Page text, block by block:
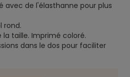
avec de l'élasthanne pour plus
rond.
la taille. Imprimé coloré.
dans le dos pour faciliter